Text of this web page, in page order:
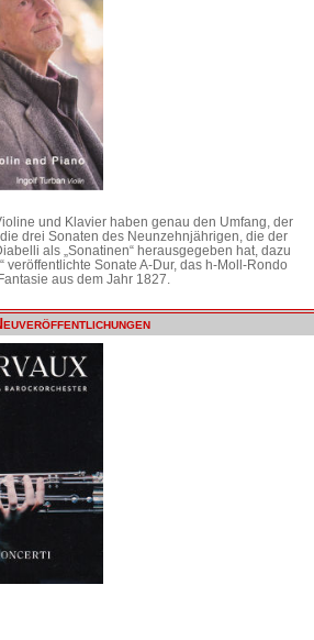
und Klavier haben genau den Umfang, der
drei Sonaten des Neunzehnjährigen, die der
als „Sonatinen“ herausgegeben hat, dazu
veröffentlichte Sonate A-Dur, das h-Moll-Rondo
aus dem Jahr 1827.